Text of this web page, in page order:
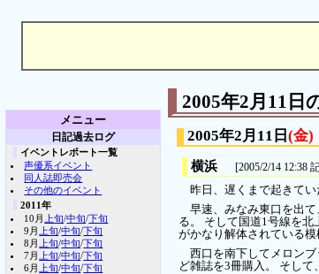
2005年2月11日
2005年2月11日 (金)
横浜
[2005/2/14 12:38
昨日、遅くまで起きて
早速、みなみ東口を出
る。 そして国道1号線を
がかなり解体されている
西口を南下してメロンブ
ど雑誌を3冊購入。 そして
メニュー
日記過去ログ
イベントレポート一覧
声優系イベント
同人誌即売会
その他のイベント
2011年
10月 上旬/中旬/下旬
9月 上旬/中旬/下旬
8月 上旬/中旬/下旬
7月 上旬/中旬/下旬
6月 上旬/中旬/下旬